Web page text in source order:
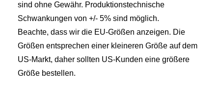
sind ohne Gewähr. Produktionstechnische
Schwankungen von +/- 5% sind möglich.
Beachte, dass wir die EU-Größen anzeigen. Die
Größen entsprechen einer kleineren Größe auf dem
US-Markt, daher sollten US-Kunden eine größere
Größe bestellen.